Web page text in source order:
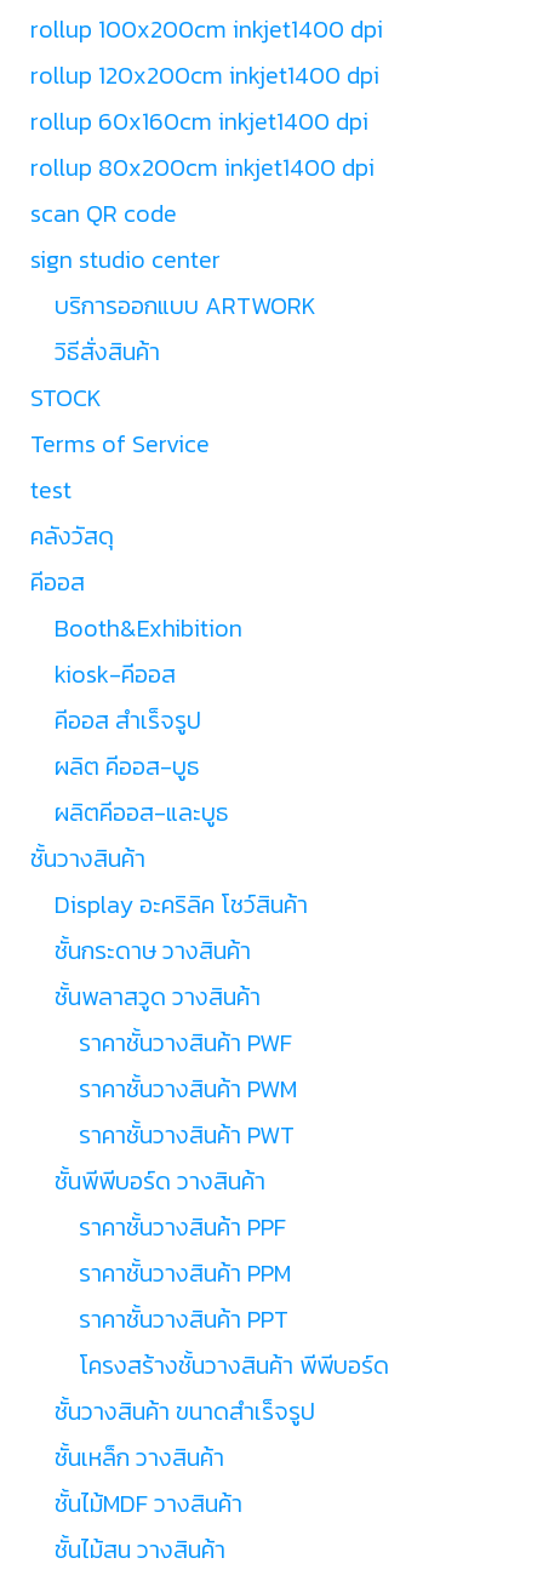
rollup 100x200cm inkjet1400 dpi
rollup 120x200cm inkjet1400 dpi
rollup 60x160cm inkjet1400 dpi
rollup 80x200cm inkjet1400 dpi
scan QR code
sign studio center
บริการออกแบบ ARTWORK
วิธีสั่งสินค้า
STOCK
Terms of Service
test
คลังวัสดุ
คีออส
Booth&Exhibition
kiosk-คีออส
คีออส สำเร็จรูป
ผลิต คีออส-บูธ
ผลิตคีออส-และบูธ
ชั้นวางสินค้า
Display อะคริลิค โชว์สินค้า
ชั้นกระดาษ วางสินค้า
ชั้นพลาสวูด วางสินค้า
ราคาชั้นวางสินค้า PWF
ราคาชั้นวางสินค้า PWM
ราคาชั้นวางสินค้า PWT
ชั้นพีพีบอร์ด วางสินค้า
ราคาชั้นวางสินค้า PPF
ราคาชั้นวางสินค้า PPM
ราคาชั้นวางสินค้า PPT
โครงสร้างชั้นวางสินค้า พีพีบอร์ด
ชั้นวางสินค้า ขนาดสำเร็จรูป
ชั้นเหล็ก วางสินค้า
ชั้นไม้MDF วางสินค้า
ชั้นไม้สน วางสินค้า